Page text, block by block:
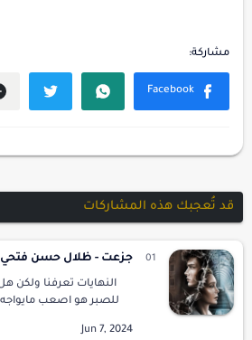
قد تُعجبك هذه المشاركات
جزعت - ظلال حسن فتحي
النهايات تعرفنا ولكن
للصبر هو اصعب مايواجه
ابشع ما يواجه الشخص